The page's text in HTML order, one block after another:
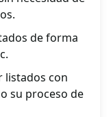
de forma
listados con
su proceso de